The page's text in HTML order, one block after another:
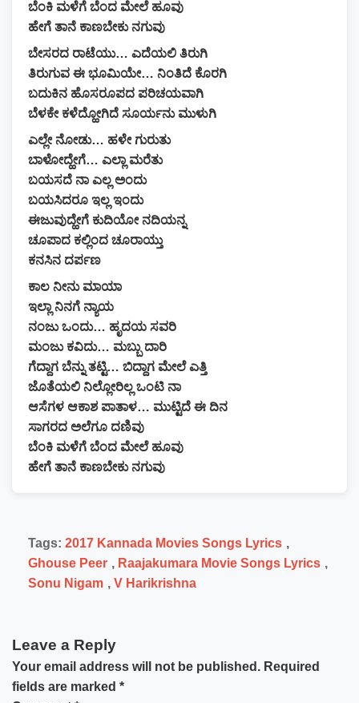
ಬೆಂಕಿ ಮಳೆಗೆ ಬೆಂದ ಮೇಲೆ ಹೂವು
ಹೇಗೆ ತಾನೆ ಕಾಣಬೇಕು ನಗುವು
ಬೇಸರದ ರಾಟೆಯು… ಎದೆಯಲಿ ತಿರುಗಿ
ತಿರುಗುವ ಈ ಭೂಮಿಯೇ… ನಿಂತಿದೆ ಕೊರಗಿ
ಬದುಕಿನ ಹೊಸರೂಪದ ಪರಿಚಯವಾಗಿ
ಬೆಳಕೇ ಕಳೆದ್ಹೋಗಿದೆ ಸೂರ್ಯನು ಮುಳುಗಿ
ಎಲ್ಲೇ ನೋಡು… ಹಳೇ ಗುರುತು
ಬಾಳೋದ್ಹೇಗೆ… ಎಲ್ಲಾ ಮರೆತು
ಬಯಸದೆ ನಾ ಎಲ್ಲ ಅಂದು
ಬಯಸಿದರೂ ಇಲ್ಲ ಇಂದು
ಈಜುವುದ್ಹೇಗೆ ಕುದಿಯೋ ನದಿಯನ್ನ
ಚೂಪಾದ ಕಲ್ಲಿಂದ ಚೂರಾಯ್ತು
ಕನಸಿನ ದರ್ಪಣ
ಕಾಲ ನೀನು ಮಾಯಾ
ಇಲ್ಲಾ ನಿನಗೆ ನ್ಯಾಯ
ನಂಜು ಒಂದು… ಹೃದಯ ಸವರಿ
ಮಂಜು ಕವಿದು… ಮಬ್ಬು ದಾರಿ
ಗೆದ್ದಾಗ ಬೆನ್ನು ತಟ್ಟಿ… ಬಿದ್ದಾಗ ಮೇಲೆ ಎತ್ತಿ
ಜೊತೆಯಲಿ ನಿಲ್ಲೋರಿಲ್ಲ ಒಂಟಿ ನಾ
ಆಸೆಗಳ ಆಕಾಶ ಪಾತಾಳ… ಮುಟ್ಟಿದೆ ಈ ದಿನ
ಸಾಗರದ ಅಲೆಗೂ ದಣಿವು
ಬೆಂಕಿ ಮಳೆಗೆ ಬೆಂದ ಮೇಲೆ ಹೂವು
ಹೇಗೆ ತಾನೆ ಕಾಣಬೇಕು ನಗುವು
Tags: 2017 Kannada Movies Songs Lyrics ,
Ghouse Peer , Raajakumara Movie Songs Lyrics ,
Sonu Nigam , V Harikrishna
Leave a Reply
Your email address will not be published. Required
fields are marked *